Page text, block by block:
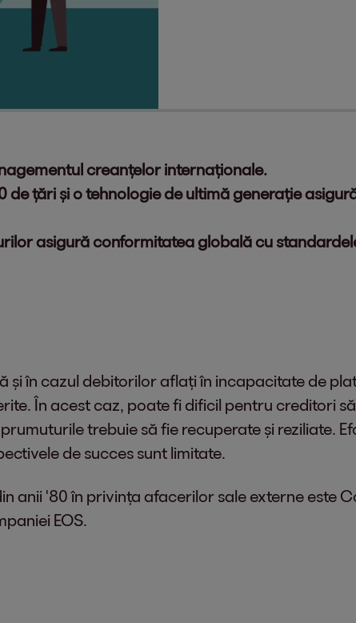
creanțelor internaționale.
de țări și o tehnologie de ultimă generație
asigură conformitatea globală cu
și în cazul debitorilor aflați în incapacitate de
În acest caz, poate fi dificil pentru creditori
trebuie să fie recuperate și reziliate.
de succes sunt limitate.
anii '80 în privința afacerilor sale externe este
EOS.